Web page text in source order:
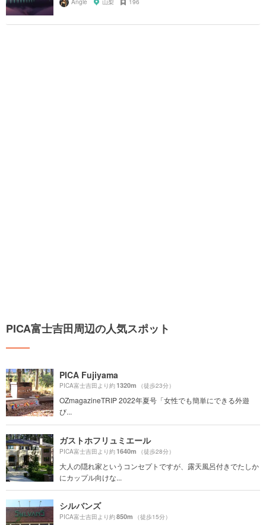
Angie 山梨 196
PICA富士吉田周辺の人気スポット
PICA Fujiyama
PICA富士吉田より約1320m （徒歩23分）
OZmagazineTRIP 2022年夏号「女性でも簡単にできる外遊
び...
ガストホフリュミエール
PICA富士吉田より約1640m （徒歩28分）
大人の隠れ家というコンセプトですが、露天風呂付きでたしか
にカップル向けな...
シルバンズ
PICA富士吉田より約850m （徒歩15分）